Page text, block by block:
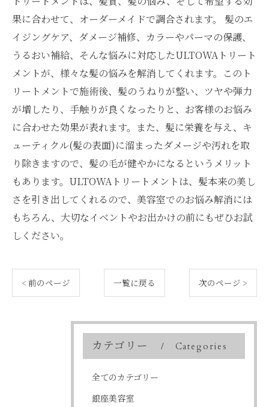
果に合わせて、オーダーメイドで調合されます。 髪のエ
イジングケア、ダメージ補修、カラーやパーマの保護、
うるおい補給、そんな悩みに対応したULTOWAトリート
メントが、様々な髪の悩みを解消してくれます。このト
リートメントで施術後、髪のうねりが整い、ツヤや弾力
が増したり、手触りが良くなったりと、お客様のお悩み
に合わせた効果が表れます。また、髪に栄養を与え、キ
ューティクル(髪の表面)に溜まったダメージや汚れを取
り除きますので、髪の毛が健やかになるというメリット
もあります。ULTOWAトリートメントは、髪本来の美し
さを引き出してくれるので、美容室でのお悩み解消には
もちろん、大切なイベントやお出かけの前にもぜひお試
しください。
< 前のページ 一覧に戻る 次のページ >
カテゴリー Categories
全てのカテゴリー
銀座美容室